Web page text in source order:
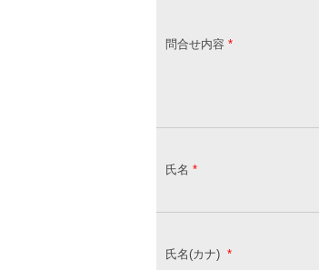
問合せ内容 *
氏名 *
氏名(カナ) *